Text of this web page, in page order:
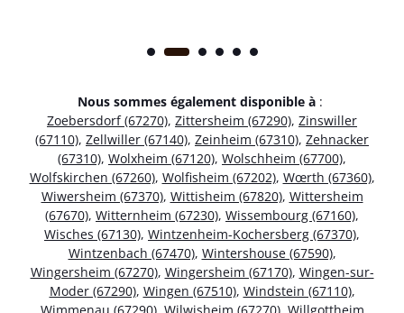
Nous sommes également disponible à :
Zoebersdorf (67270), Zittersheim (67290), Zinswiller
(67110), Zellwiller (67140), Zeinheim (67310), Zehnacker
(67310), Wolxheim (67120), Wolschheim (67700),
Wolfskirchen (67260), Wolfisheim (67202), Wœrth (67360),
Wiwersheim (67370), Wittisheim (67820), Wittersheim
(67670), Witternheim (67230), Wissembourg (67160),
Wisches (67130), Wintzenheim-Kochersberg (67370),
Wintzenbach (67470), Wintershouse (67590),
Wingersheim (67270), Wingersheim (67170), Wingen-sur-
Moder (67290), Wingen (67510), Windstein (67110),